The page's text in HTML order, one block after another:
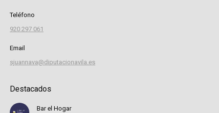
Teléfono
920 297 061
Email
sjuannava@diputacionavila.es
Destacados
Bar el Hogar